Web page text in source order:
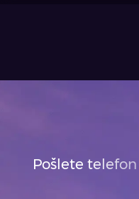
Pošlete telefon